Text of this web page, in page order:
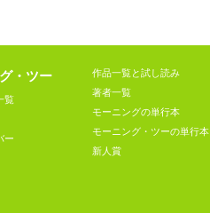
・ツー
覧
ー
作品一覧と試し読み
著者一覧
モーニングの単行本
モーニング・ツーの単行本
新人賞